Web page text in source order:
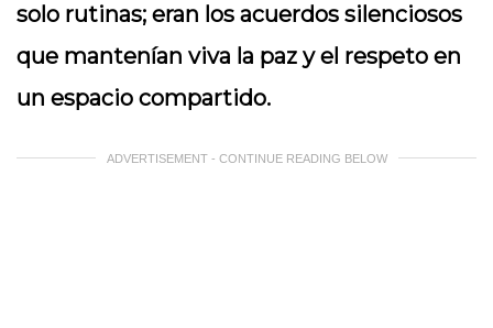
solo rutinas; eran los acuerdos silenciosos
que mantenían viva la paz y el respeto en
un espacio compartido.
ADVERTISEMENT - CONTINUE READING BELOW